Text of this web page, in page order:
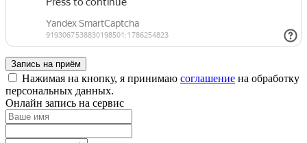
Запись на приём
Нажимая на кнопку, я принимаю соглашение на обработку
персональных данных.
Онлайн запись на сервис